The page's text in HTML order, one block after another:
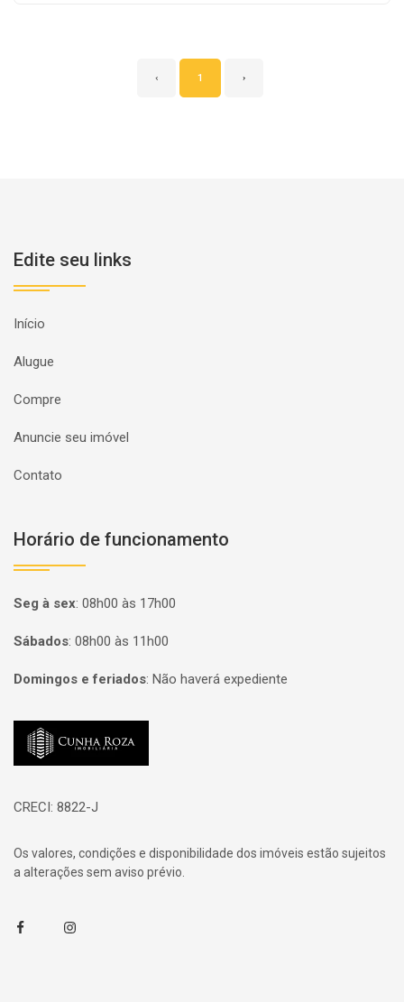
‹ 1 ›
Edite seu links
Início
Alugue
Compre
Anuncie seu imóvel
Contato
Horário de funcionamento
Seg à sex: 08h00 às 17h00
Sábados: 08h00 às 11h00
Domingos e feriados: Não haverá expediente
Página inicial
CRECI: 8822-J
Os valores, condições e disponibilidade dos imóveis estão sujeitos
a alterações sem aviso prévio.
FacebookInstagram